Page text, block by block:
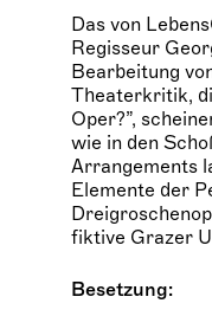
Das von
Regisseur
Bearbeitung
Theaterkritik,
Oper?”,
wie in den
Arrangements
Elemente der
fiktive Grazer
Besetzung: